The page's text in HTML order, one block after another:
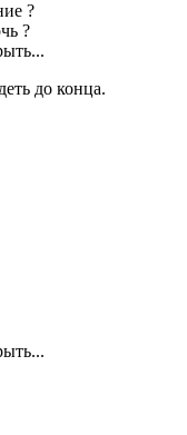
?
?
до конца.